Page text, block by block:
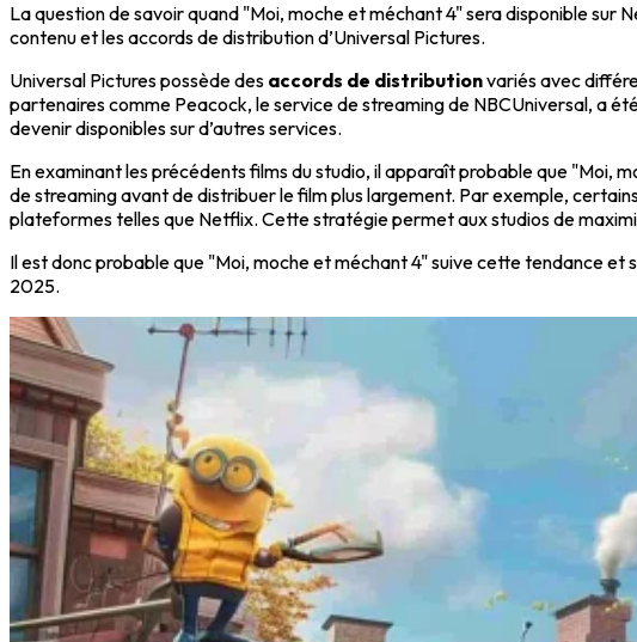
La question de savoir quand "Moi, moche et méchant 4" sera disponible
contenu et les accords de distribution d’Universal Pictures.
Universal Pictures possède des accords de distributionvariés avec
partenaires comme Peacock, le service de streaming de NBCUniversal, a
devenir disponibles sur d’autres services.
En examinant les précédents films du studio, il apparaît probable que "Moi,
de streaming avant de distribuer le film plus largement. Par exemple,
plateformes telles que Netflix. Cette stratégie permet aux studios de
Il est donc probable que "Moi, moche et méchant 4" suive cette tendance
2025.